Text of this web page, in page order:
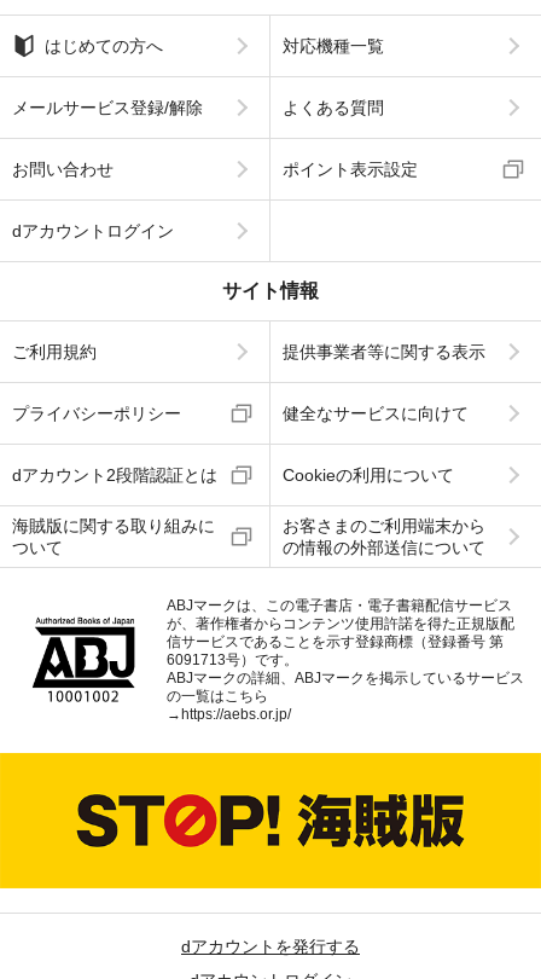
はじめての方へ 対応機種一覧
メールサービス登録/解除 よくある質問
お問い合わせ ポイント表示設定
dアカウントログイン
サイト情報
ご利用規約 提供事業者等に関する表示
プライバシーポリシー 健全なサービスに向けて
dアカウント2段階認証とは Cookieの利用について
海賊版に関する取り組みに
ついて
お客さまのご利用端末から
の情報の外部送信について
ABJマークは、この電子書店・電子書籍配信サービス
が、著作権者からコンテンツ使用許諾を得た正規版配
信サービスであることを示す登録商標（登録番号 第
6091713号）です。
ABJマークの詳細、ABJマークを掲示しているサービス
の一覧はこちら
→https://aebs.or.jp/
dアカウントを発行する